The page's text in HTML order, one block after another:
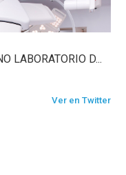
LABORATORIO D...
Ver en Twitter